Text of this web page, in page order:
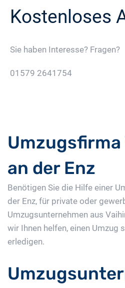
Kostenloses
Sie haben Interesse? Fragen?
01579 2641754
Umzugsfirma
an der Enz
Benötigen Sie die Hilfe einer
der Enz, für private oder
Umzugsunternehmen aus
wir Ihnen helfen, einen Umzug
erledigen.